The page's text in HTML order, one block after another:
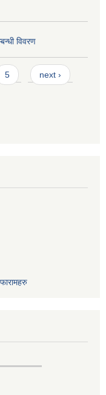
विवरण
5 next ›